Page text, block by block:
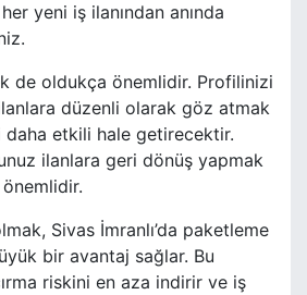
yeni iş ilanından anında
de oldukça önemlidir. Profilinizi
düzenli olarak göz atmak
daha etkili hale getirecektir.
ilanlara geri dönüş yapmak
Sivas İmranlı’da paketleme
bir avantaj sağlar. Bu
riskini en aza indirir ve iş